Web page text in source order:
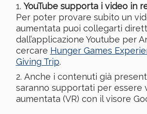
YouTube supporta i video in
Per poter provare subito un
aumentata puoi collegarti
dall’applicazione Youtube per
cercare Hunger Games
Giving Trip.
Anche i contenuti già
saranno supportati per essere
aumentata (VR) con il visore